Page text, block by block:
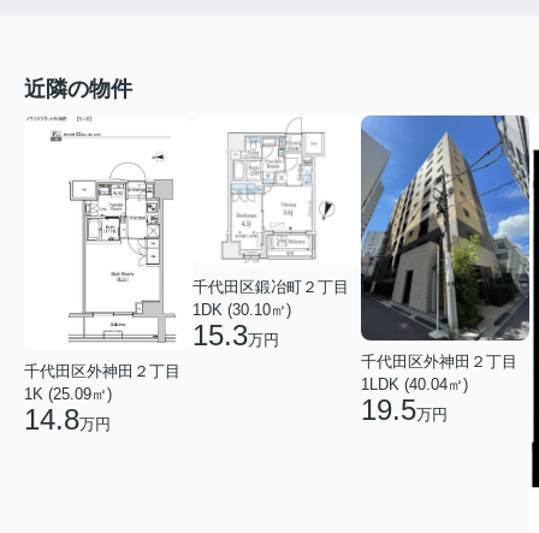
近隣の物件
千代田区外神田２丁目
1K (25.09㎡)
14.8万円
千代田区鍛冶町２丁目
1DK (30.10㎡)
15.3万円
千代田区外神田２丁目
1LDK (40.04㎡)
19.5万円